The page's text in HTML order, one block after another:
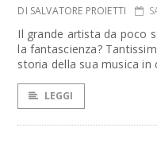
DI SALVATORE PROIETTI
Il grande artista da poco
la fantascienza?
storia della sua musica in
LEGGI